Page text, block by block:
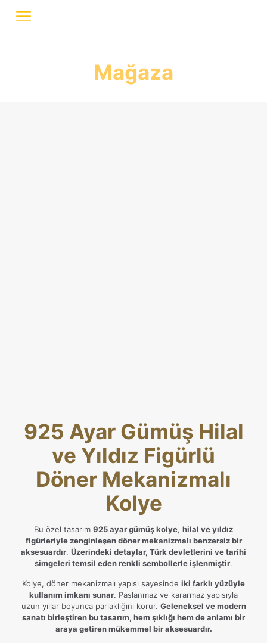
Mağaza
925 Ayar Gümüş Hilal
ve Yıldız Figürlü
Döner Mekanizmalı
Kolye
Bu özel tasarım 925 ayar gümüş kolye, hilal ve yıldız
figürleriyle zenginleşen döner mekanizmalı benzersiz bir
aksesuardır. Üzerindeki detaylar, Türk devletlerini ve tarihi
simgeleri temsil eden renkli sembollerle işlenmiştir.
Kolye, döner mekanizmalı yapısı sayesinde iki farklı yüzüyle
kullanım imkanı sunar. Paslanmaz ve kararmaz yapısıyla
uzun yıllar boyunca parlaklığını korur. Geleneksel ve modern
sanatı birleştiren bu tasarım, hem şıklığı hem de anlamı bir
araya getiren mükemmel bir aksesuardır.